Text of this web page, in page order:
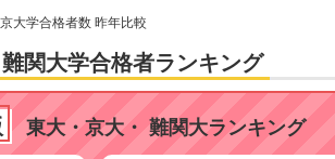
大学合格者数 昨年比較
関大学合格者ランキング
東大・京大・ 難関大ランキング